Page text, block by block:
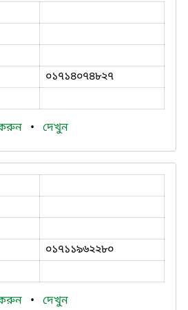
০১৭১৪০৭৪৮২৭
করুন • দেখুন
০১৭১১৯৬২২৮০
করুন • দেখুন